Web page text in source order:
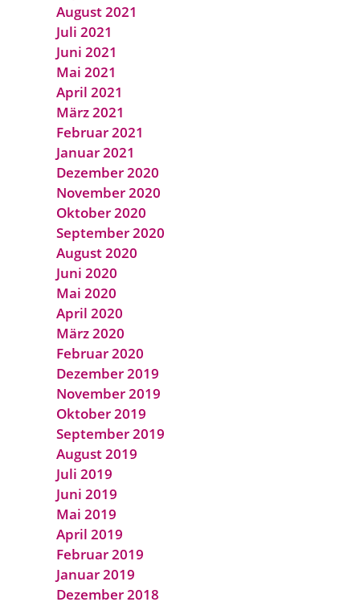
August 2021
Juli 2021
Juni 2021
Mai 2021
April 2021
März 2021
Februar 2021
Januar 2021
Dezember 2020
November 2020
Oktober 2020
September 2020
August 2020
Juni 2020
Mai 2020
April 2020
März 2020
Februar 2020
Dezember 2019
November 2019
Oktober 2019
September 2019
August 2019
Juli 2019
Juni 2019
Mai 2019
April 2019
Februar 2019
Januar 2019
Dezember 2018